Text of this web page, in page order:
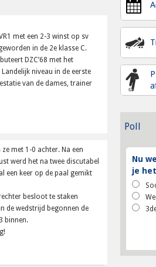
met een 2-3 winst op sv
in de 2e klasse C.
DZC’68 met het
niveau in de eerste
van de dames, trainer
met 1-0 achter. Na een
werd het na twee discutabel
een keer op de paal gemikt
besloot te staken
de wedstrijd begonnen de
binnen.
Poll
Nu
je